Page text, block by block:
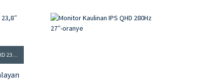
MONITOR KAULINAN IPS FHD 23,8” 240HZ